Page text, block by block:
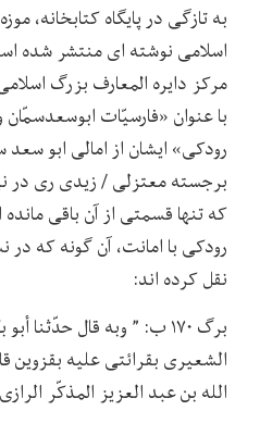
به تازگی در پایگاه کتابخانه،
اسلامی نوشته ای منتشر شده
مرکز دایره المعارف بزرگ
با عنوان «فارسیّات
رودکی» ایشان از امالی ابو
برجسته معتزلی / زیدی ری در
که تنها قسمتی از آن باقی
رودکی با امانت، آن گونه که
نقل کرده اند:
برگ ۱۷۰ ب: ” وبه قال
الشعیری بقرائتی علیه
الله بن عبد العزیز المذکّر